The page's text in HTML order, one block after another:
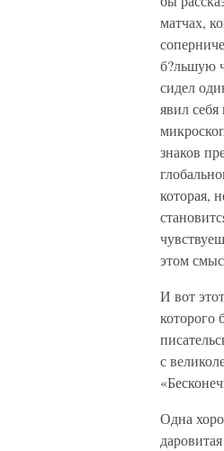
матчах,
б?льшую
сидел
явил
знаков
которая,
этом
И вот
которого
с
Одна